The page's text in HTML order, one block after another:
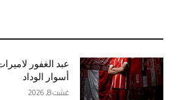
عبد الغفور
أسوار الوداد
غشت 8, 2026